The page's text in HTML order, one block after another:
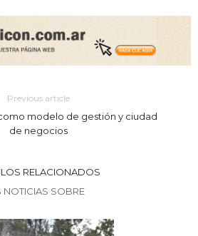
Previous article
modelo de gestión y ciudad
de negocios
RELACIONADOS
NOTICIAS SOBRE